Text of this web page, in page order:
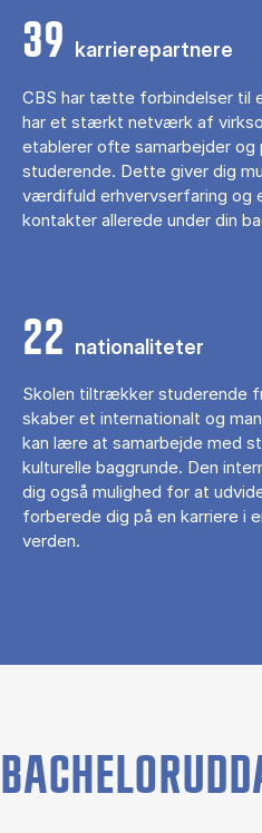
39 karrierepartnere
CBS har tætte forbindelser til
har et stærkt netværk af
etablerer ofte samarbejder og
studerende. Dette giver dig
værdifuld erhvervserfaring og
kontakter allerede under din
22 nationaliteter
Skolen tiltrækker studerende
skaber et internationalt og
kan lære at samarbejde med
kulturelle baggrunde. Den
dig også mulighed for at
forberede dig på en karriere i
verden.